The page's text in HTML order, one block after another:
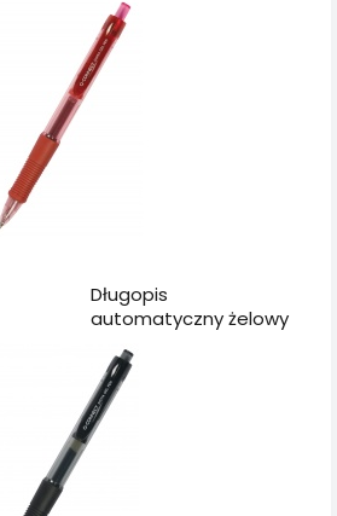
(linia), czerwony
Długopis
automatyczny żelowy
(linia), czarny